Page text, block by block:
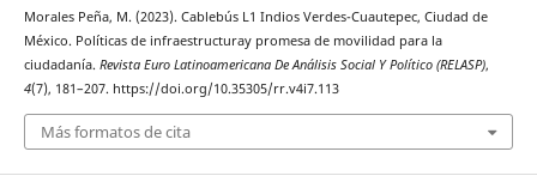
Morales Peña, M. (2023). Cablebús L1 Indios Verdes-Cuautepec, Ciudad de
México. Políticas de infraestructuray promesa de movilidad para la
ciudadanía. Revista Euro Latinoamericana De Análisis Social Y Político (RELASP),
4(7), 181–207. https://doi.org/10.35305/rr.v4i7.113
Más formatos de cita